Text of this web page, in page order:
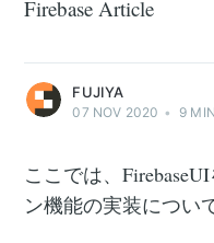
Firebase Article
FUJIYA
07 NOV 2020 • 9
ここでは、
ン機能の実装につい